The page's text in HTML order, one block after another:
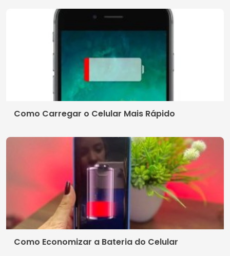
Como Carregar o Celular Mais Rápido
Como Economizar a Bateria do Celular